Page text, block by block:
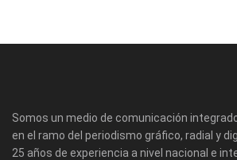
Somos un medio de comunicación
en el ramo del periodismo gráfico, radial y
25 años de experiencia a nivel nacional e